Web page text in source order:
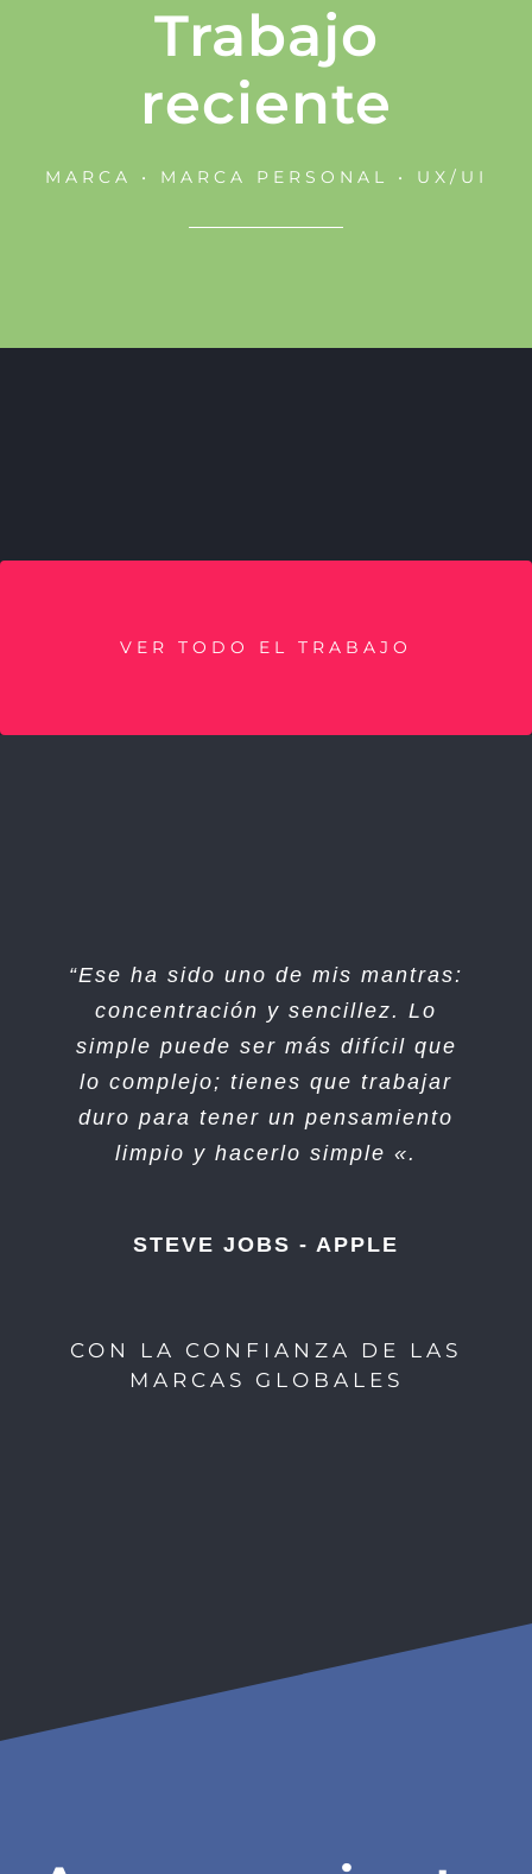
Trabajo
reciente
MARCA • MARCA PERSONAL • UX/UI
VER TODO EL TRABAJO
“Ese ha sido uno de mis mantras:
concentración y sencillez. Lo
simple puede ser más difícil que
lo complejo; tienes que trabajar
duro para tener un pensamiento
limpio y hacerlo simple «.
STEVE JOBS - APPLE
“Creo que si haces algo y resulta
bastante bueno, entonces
deberías hacer otra cosa
maravillosa, no pensar
demasiado en ello. Solo averigua
qué sigue «.
STEVE JOBS - APPLE
CON LA CONFIANZA DE LAS
MARCAS GLOBALES